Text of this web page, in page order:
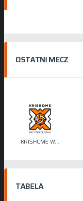
OSTATNI MECZ
KRISHOME WRZEŚNIA
TABELA